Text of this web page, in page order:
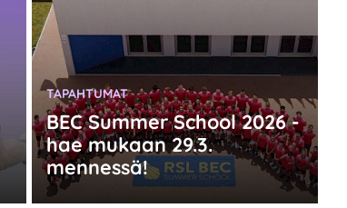
BEC Summer School 2026 -
hae mukaan 29.3.
mennessä!
KATEGORIA:
TAPAHTUMAT